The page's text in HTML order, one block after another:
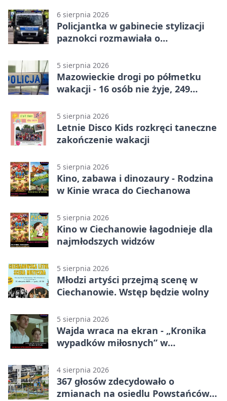
6 sierpnia 2026
Policjantka w gabinecie stylizacji
paznokci rozmawiała o
5 sierpnia 2026
Mazowieckie drogi po półmetku
wakacji - 16 osób nie żyje, 249
5 sierpnia 2026
Letnie Disco Kids rozkręci taneczne
zakończenie wakacji
5 sierpnia 2026
Kino, zabawa i dinozaury - Rodzina
w Kinie wraca do Ciechanowa
5 sierpnia 2026
Kino w Ciechanowie łagodnieje dla
najmłodszych widzów
5 sierpnia 2026
Młodzi artyści przejmą scenę w
Ciechanowie. Wstęp będzie wolny
5 sierpnia 2026
Wajda wraca na ekran - „Kronika
wypadków miłosnych” w
4 sierpnia 2026
367 głosów zdecydowało o
zmianach na osiedlu Powstańców